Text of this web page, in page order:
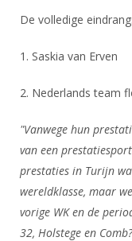
Witte Vlekkenplan
Aanvragen van
Scheidsrechterslijst
Verwerk
NK organiseren
Promotie en logo
ALV
Touché
De volledige
1. Saskia van Erven
2. Nederlands team
"Vanwege hun
van een
prestaties in Turijn
wereldklasse, maar
vorige WK en de
32, Holstege en